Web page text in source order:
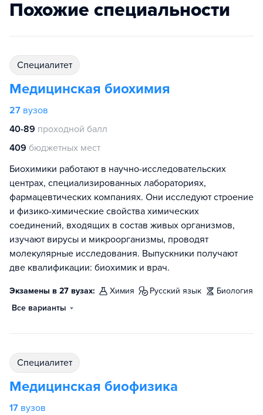
Похожие специальности
специалитет
Медицинская биохимия
27 вузов
40-89 проходной балл
409 бюджетных мест
Биохимики работают в научно-исследовательских
центрах, специализированных лабораториях,
фармацевтических компаниях. Они исследуют строение
и физико-химические свойства химических
соединений, входящих в состав живых организмов,
изучают вирусы и микроорганизмы, проводят
молекулярные исследования. Выпускники получают
две квалификации: биохимик и врач.
Экзамены в 27 вузах: химия русский язык
биология
Все варианты
специалитет
Медицинская биофизика
17 вузов